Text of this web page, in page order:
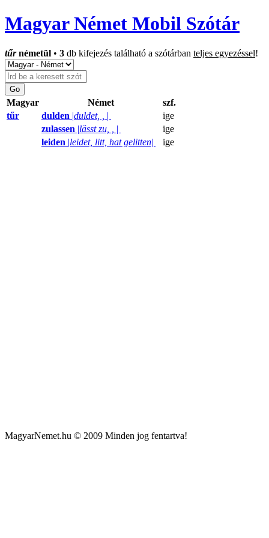
Magyar Német Mobil Szótár
tűrnémetül • 3 db kifejezés található a szótárban teljes egyezéssel!
Magyar Német
szf.
tűr
dulden |duldet, , |
ige
zulassen |lässt zu, , |
ige
leiden |leidet, litt, hat gelitten| ige
MagyarNemet.hu © 2009 Minden jog fentartva!